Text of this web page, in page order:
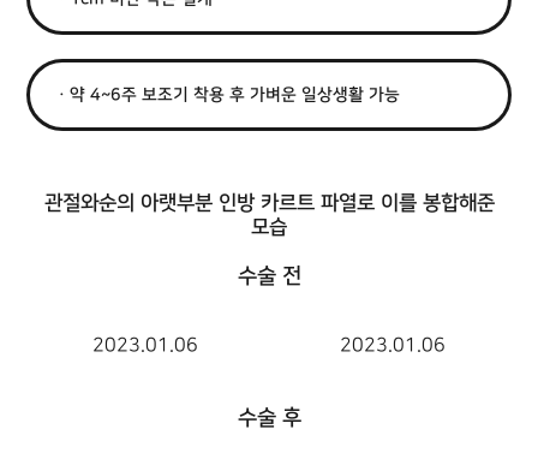
ㆍ약 4~6주 보조기 착용 후 가벼운 일상생활 가능
관절와순의 아랫부분 인방 카르트 파열로 이를 봉합해준
모습
수술 전
2023.01.06 2023.01.06
수술 후